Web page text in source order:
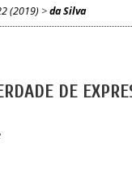
(2019) >da Silva
DE